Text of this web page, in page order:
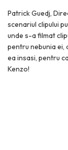
Patrick Guedj,
scenariul clipului
unde s-a filmat
pentru nebunia ei,
ea insasi, pentru
Kenzo!